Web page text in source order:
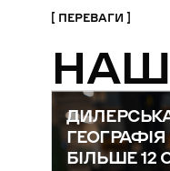
ПЕРЕВАГИ
БІЛЬШЕ 12